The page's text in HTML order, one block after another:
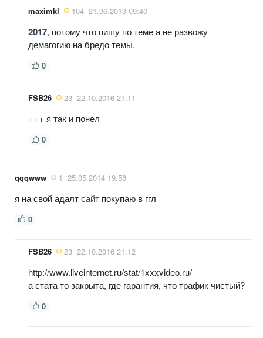
maximkl 104 21.06.2013 09:40
2017, потому что пишу по теме а не развожу
демагогию на бредо темы.
0
FSB26 23 22.10.2016 21:11
+++ я так и понел
0
qqqwww 1 25.05.2014 19:58
я на свой адалтсайт покупаю в ггл
0
FSB26 23 22.10.2016 21:12
http://www.liveinternet.ru/stat/1xxxvideo.ru/
а стата то закрыта, где гарантия, что трафик чистый?
0